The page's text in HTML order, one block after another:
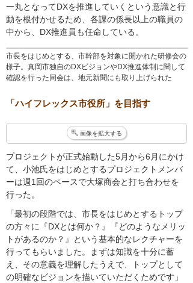
市長をはじめとする、市幹部を対象に開かれた研修会の
様子。真岡市独自のDXビジョンやDX推進体制に関して
確認を行った同会は、地元新聞にも取り上げられた
一丸となってDXを推進していくという意識と行
動を根付かせるため、各課の係長以上の職員の
中から、DX推進員も任命している。
「ハイフレックス市役所」を目指す
画像を拡大する
プロジェクトが正式始動した5月から6月にかけ
て、小池氏をはじめとするプロジェクトメンバ
ーは週1回のペースで大塚商会と打ち合わせを
行った。
「最初の段階では、市長をはじめとするトップ
の方々に『DXとは何か？』『どのようなメリッ
トがあるのか？』という基本的なレクチャーを
行ってもらいました。まずは知識を十分に蓄
え、その意義を理解したうえで、トップとして
の明確なビジョンを描いていただくためです」